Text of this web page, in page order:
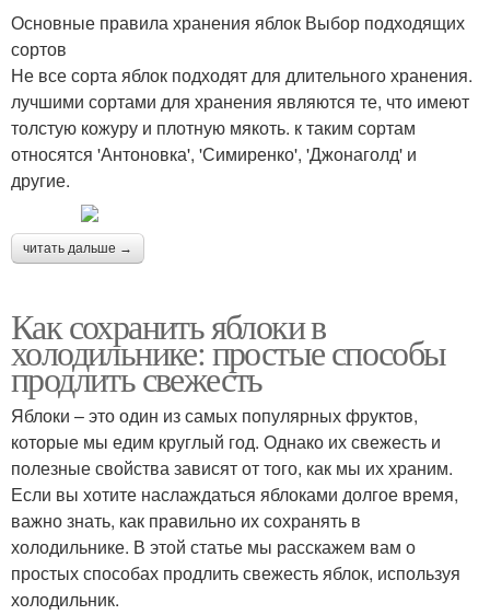
Основные правила хранения яблок Выбор подходящих
сортов
Не все сорта яблок подходят для длительного хранения.
лучшими сортами для хранения являются те, что имеют
толстую кожуру и плотную мякоть. к таким сортам
относятся 'Антоновка', 'Симиренко', 'Джонаголд' и
другие.
читать дальше →
Как сохранить яблоки в
холодильнике: простые способы
продлить свежесть
Яблоки – это один из самых популярных фруктов,
которые мы едим круглый год. Однако их свежесть и
полезные свойства зависят от того, как мы их храним.
Если вы хотите наслаждаться яблоками долгое время,
важно знать, как правильно их сохранять в
холодильнике. В этой статье мы расскажем вам о
простых способах продлить свежесть яблок, используя
холодильник.